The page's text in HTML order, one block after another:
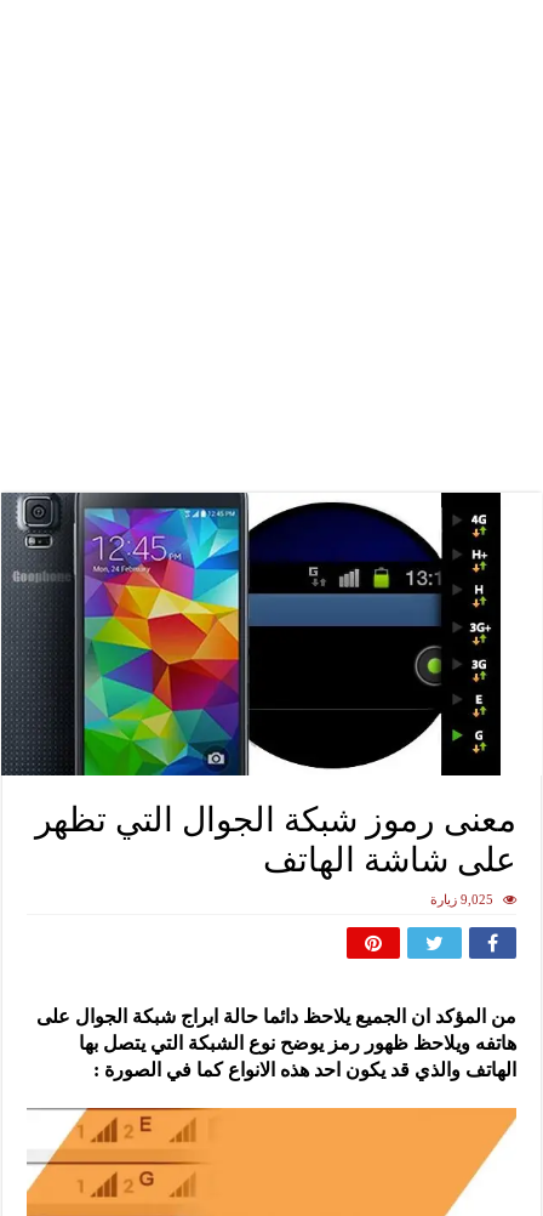
معنى رموز شبكة الجوال التي تظهر
على شاشة الهاتف
9,025 زيارة
من المؤكد ان الجميع يلاحظ دائما حالة ابراج شبكة الجوال على
هاتفه ويلاحظ ظهور رمز يوضح نوع الشبكة التي يتصل بها
الهاتف والذي قد يكون احد هذه الانواع كما في الصورة :